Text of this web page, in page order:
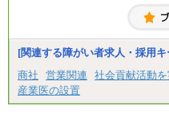
経験・スキル
※試用期間中も
[関連する障がい者求人・採用
商社
営業関連 社会貢献活動
産業医の設置